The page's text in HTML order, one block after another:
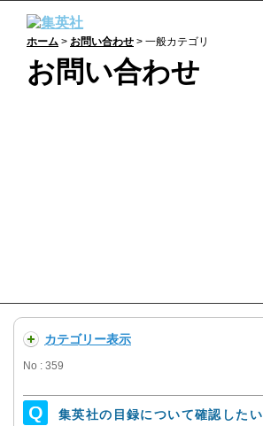
ホーム > お問い合わせ > 一般カテゴリ
お問い合わせ
カテゴリー表示
No : 359
集英社の目録について確認したい